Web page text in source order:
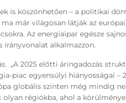
is köszönhetően – a politikai
már világosan látják az
Az energiaipar egésze
irányvonalat alkalmazzon.
„A 2025 előtti áringadozás
piac egyensúlyi hiányosságai –
globális szinten még mindig
régiókba, ahol a